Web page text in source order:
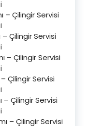
– Çilingir Servisi
– Çilingir Servisi
– Çilingir Servisi
– Çilingir Servisi
– Çilingir Servisi
– Çilingir Servisi